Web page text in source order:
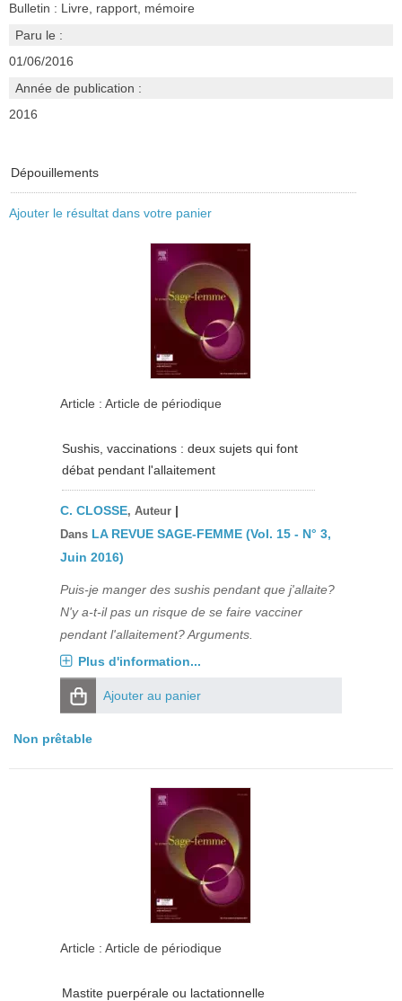
Bulletin : Livre, rapport, mémoire
Paru le :
01/06/2016
Année de publication :
2016
Dépouillements
Ajouter le résultat dans votre panier
Article : Article de périodique
Sushis, vaccinations : deux sujets qui font
débat pendant l'allaitement
C. CLOSSE, Auteur |
Dans LA REVUE SAGE-FEMME (Vol. 15 - N° 3,
Juin 2016)
Puis-je manger des sushis pendant que j'allaite?
N'y a-t-il pas un risque de se faire vacciner
pendant l'allaitement? Arguments.
Plus d'information...
Ajouter au panier
Non prêtable
Article : Article de périodique
Mastite puerpérale ou lactationnelle